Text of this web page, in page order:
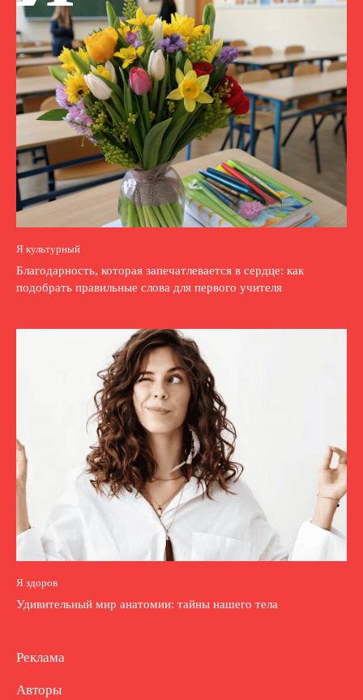
Я культурный
Благодарность, которая запечатлевается в сердце: как
подобрать правильные слова для первого учителя
Я здоров
Удивительный мир анатомии: тайны нашего тела
Реклама
Авторы